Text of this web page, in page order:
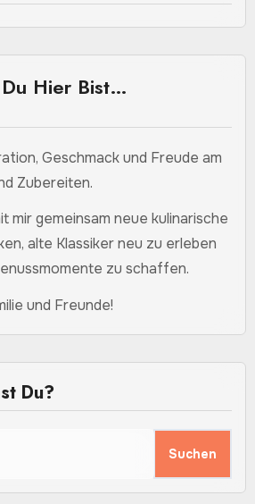
Hier Bist…
Geschmack und Freude am
Zubereiten.
mir gemeinsam neue kulinarische
alte Klassiker neu zu erleben
zu schaffen.
und Freunde!
Du?